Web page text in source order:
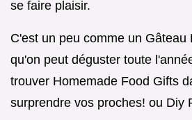
se faire plaisir.
C'est un peu comme un Gâteau
qu'on peut déguster toute
trouver Homemade Food Gifts
surprendre vos proches! ou Diy